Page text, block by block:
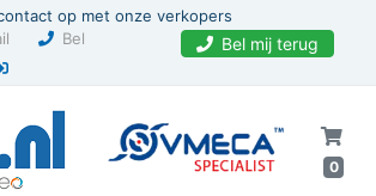
op met onze verkopers
Bel Bel mij terug
0